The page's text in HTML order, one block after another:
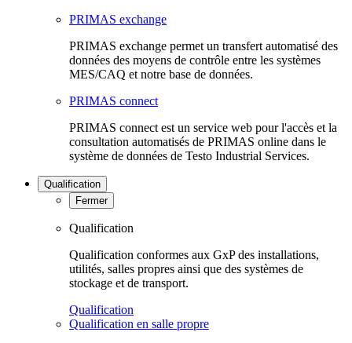
PRIMAS exchange
PRIMAS exchange permet un transfert automatisé des
données des moyens de contrôle entre les systèmes
MES/CAQ et notre base de données.
PRIMAS connect
PRIMAS connect est un service web pour l'accès et la
consultation automatisés de PRIMAS online dans le
système de données de Testo Industrial Services.
Qualification
Fermer
Qualification
Qualification conformes aux GxP des installations,
utilités, salles propres ainsi que des systèmes de
stockage et de transport.
Qualification
Qualification en salle propre